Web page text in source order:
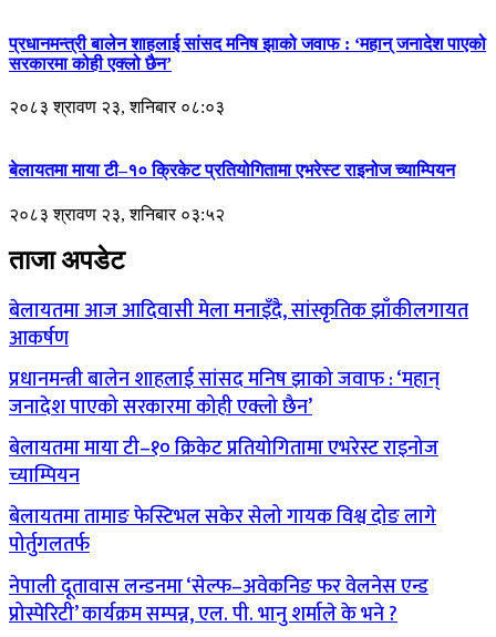
प्रधानमन्त्री बालेन शाहलाई सांसद मनिष झाको जवाफ : ‘महान् जनादेश पाएको
सरकारमा कोही एक्लो छैन’
२०८३ श्रावण २३, शनिबार ०८:०३
बेलायतमा माया टी–१० क्रिकेट प्रतियोगितामा एभरेस्ट राइनोज च्याम्पियन
२०८३ श्रावण २३, शनिबार ०३:५२
ताजा अपडेट
बेलायतमा आज आदिवासी मेला मनाइँदै, सांस्कृतिक झाँकीलगायत
आकर्षण
प्रधानमन्त्री बालेन शाहलाई सांसद मनिष झाको जवाफ : ‘महान्
जनादेश पाएको सरकारमा कोही एक्लो छैन’
बेलायतमा माया टी–१० क्रिकेट प्रतियोगितामा एभरेस्ट राइनोज
च्याम्पियन
बेलायतमा तामाङ फेस्टिभल सकेर सेलो गायक विश्व दोङ लागे
पोर्तुगलतर्फ
नेपाली दूतावास लन्डनमा ‘सेल्फ–अवेकनिङ फर वेलनेस एन्ड
प्रोस्पेरिटी’ कार्यक्रम सम्पन्न, एल. पी. भानु शर्माले के भने ?